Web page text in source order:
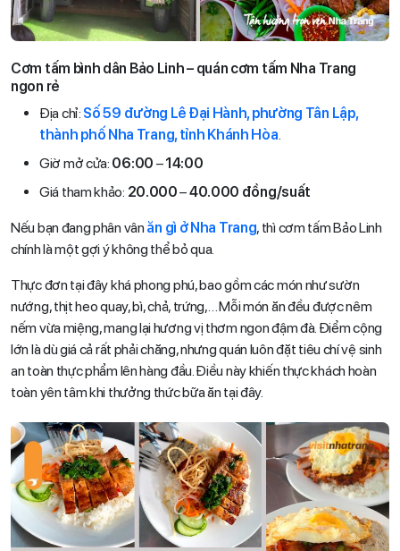
Cơm tấm bình dân Bảo Linh – quán cơm tấm Nha Trang
ngon rẻ
Địa chỉ: Số 59 đường Lê Đại Hành, phường Tân Lập,
thành phố Nha Trang, tỉnh Khánh Hòa.
Giờ mở cửa: 06:00 –14:00
Giá tham khảo: 20.000–40.000 đồng/suất
Nếu bạn đang phân vân ăn gì ở Nha Trang, thì cơm tấm Bảo Linh
chính là một gợi ý không thể bỏ qua.
Thực đơn tại đây khá phong phú, bao gồm các món như sườn
nướng, thịt heo quay, bì, chả, trứng,… Mỗi món ăn đều được nêm
nếm vừa miệng, mang lại hương vị thơm ngon đậm đà. Điểm cộng
lớn là dù giá cả rất phải chăng, nhưng quán luôn đặt tiêu chí vệ sinh
an toàn thực phẩm lên hàng đầu. Điều này khiến thực khách hoàn
toàn yên tâm khi thưởng thức bữa ăn tại đây.